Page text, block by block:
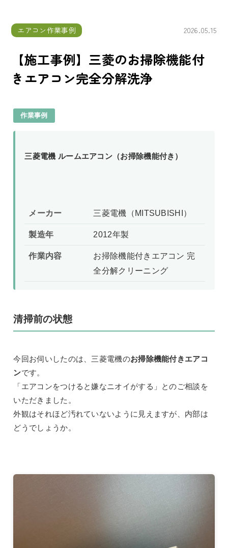
エアコン作業事例 2026.05.15
【施工事例】三菱のお掃除機能付
きエアコン完全分解洗浄
作業事例
三菱電機 ルームエアコン（お掃除機能付き）
メーカー 三菱電機（MITSUBISHI）
製造年 2012年製
作業内容
お掃除機能付きエアコン 完
全分解クリーニング
清掃前の状態
今回お伺いしたのは、三菱電機のお掃除機能付きエアコ
ンです。
「エアコンをつけると嫌なニオイがする」とのご相談を
いただきました。
外観はそれほど汚れていないように見えますが、内部は
どうでしょうか。